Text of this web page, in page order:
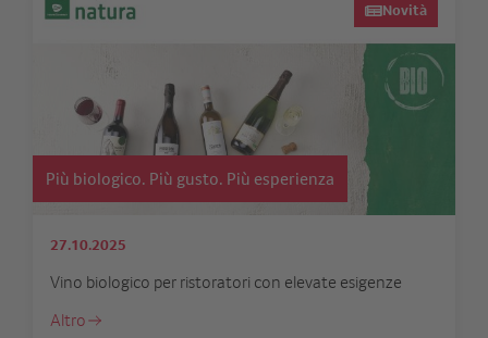
Novità
Più biologico. Più gusto. Più esperienza
27.10.2025
Vino biologico per ristoratori con elevate esigenze
Altro